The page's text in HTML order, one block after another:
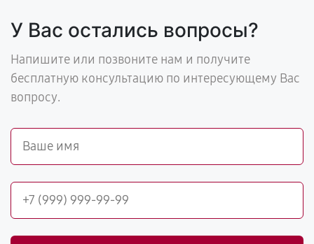
У Вас остались вопросы?
Напишите или позвоните нам и получите
бесплатную консультацию по интересующему Вас
вопросу.